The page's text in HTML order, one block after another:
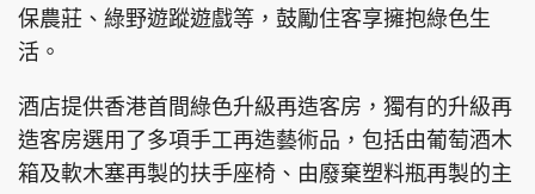
保農莊、綠野遊蹤遊戲等，鼓勵住客享擁抱綠色生
活。
酒店提供香港首間綠色升級再造客房，獨有的升級再
造客房選用了多項手工再造藝術品，包括由葡萄酒木
箱及軟木塞再製的扶手座椅、由廢棄塑料瓶再製的主